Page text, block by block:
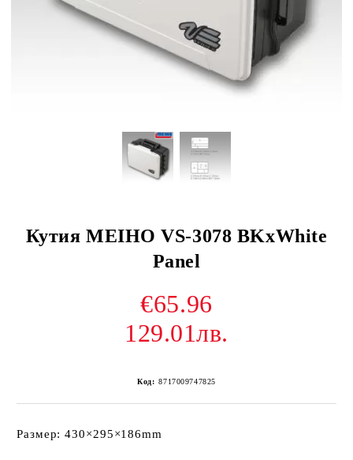
Кутия MEIHO VS-3078 BKxWhite
Panel
€65.96
129.01лв.
Код: 8717009747825
Размер: 430×295×186mm